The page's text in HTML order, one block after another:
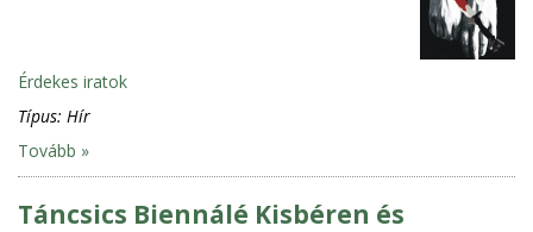
Érdekes iratok
Típus: Hír
Tovább »
Táncsics Biennálé Kisbéren és